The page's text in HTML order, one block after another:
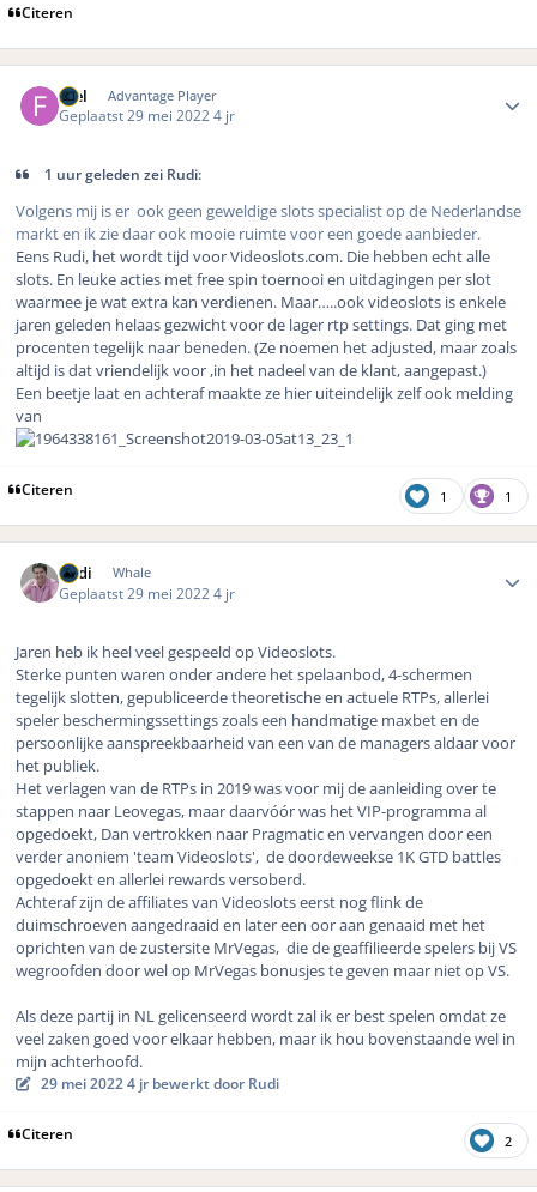
Citeren
Frel Advantage Player
Geplaatst29 mei 20224 jr
1 uur geleden zei Rudi:
Volgens mij is er ook geen geweldige slots specialist op de Nederlandse
markt en ik zie daar ook mooie ruimte voor een goede aanbieder.
Eens Rudi, het wordt tijd voor Videoslots.com. Die hebben echt alle
slots. En leuke acties met free spin toernooi en uitdagingen per slot
waarmee je wat extra kan verdienen. Maar…..ook videoslots is enkele
jaren geleden helaas gezwicht voor de lager rtp settings. Dat ging met
procenten tegelijk naar beneden. (Ze noemen het adjusted, maar zoals
altijd is dat vriendelijk voor ,in het nadeel van de klant, aangepast.)
Een beetje laat en achteraf maakte ze hier uiteindelijk zelf ook melding
van
Citeren 1 1
Rudi Whale
Geplaatst 29 mei 20224 jr
Jaren heb ik heel veel gespeeld op Videoslots.
Sterke punten waren onder andere het spelaanbod, 4-schermen
tegelijk slotten, gepubliceerde theoretische en actuele RTPs, allerlei
speler beschermingssettings zoals een handmatige maxbet en de
persoonlijke aanspreekbaarheid van een van de managers aldaar voor
het publiek.
Het verlagen van de RTPs in 2019 was voor mij de aanleiding over te
stappen naar Leovegas, maar daarvóór was het VIP-programma al
opgedoekt, Dan vertrokken naar Pragmatic en vervangen door een
verder anoniem 'team Videoslots', de doordeweekse 1K GTD battles
opgedoekt en allerlei rewards versoberd.
Achteraf zijn de affiliates van Videoslots eerst nog flink de
duimschroeven aangedraaid en later een oor aan genaaid met het
oprichten van de zustersite MrVegas, die de geaffilieerde spelers bij VS
wegroofden door wel op MrVegas bonusjes te geven maar niet op VS.
Als deze partij in NL gelicenseerd wordt zal ik er best spelen omdat ze
veel zaken goed voor elkaar hebben, maar ik hou bovenstaande wel in
mijn achterhoofd.
29 mei 20224 jr bewerkt door Rudi
Citeren 2